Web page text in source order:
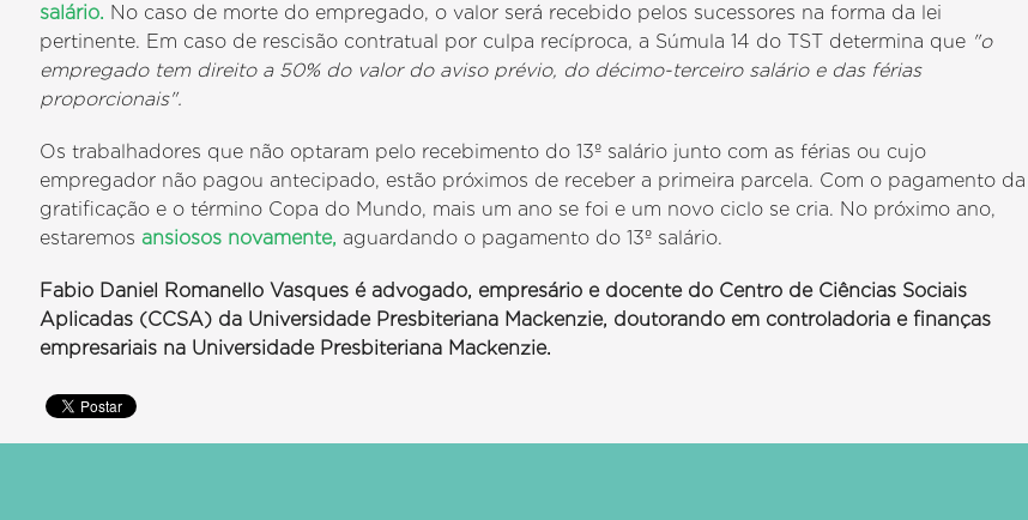
salário. No caso de morte do empregado, o valor será recebido pelos sucessores na forma da lei
pertinente. Em caso de rescisão contratual por culpa recíproca, a Súmula 14 do TST determina que "o
empregado tem direito a 50% do valor do aviso prévio, do décimo-terceiro salário e das férias
proporcionais".
Os trabalhadores que não optaram pelo recebimento do 13º salário junto com as férias ou cujo
empregador não pagou antecipado, estão próximos de receber a primeira parcela. Com o pagamento da
gratificação e o término Copa do Mundo, mais um ano se foi e um novo ciclo se cria. No próximo ano,
estaremos ansiosos novamente, aguardando o pagamento do 13º salário.
Fabio Daniel Romanello Vasques é advogado, empresário e docente do Centro de Ciências Sociais
Aplicadas (CCSA) da Universidade Presbiteriana Mackenzie, doutorando em controladoria e finanças
empresariais na Universidade Presbiteriana Mackenzie.